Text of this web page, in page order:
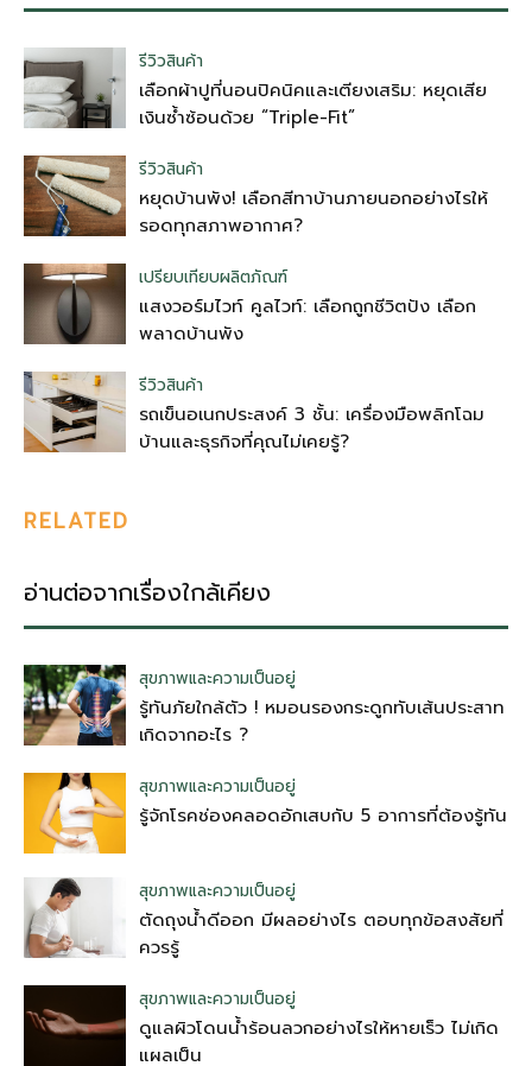
รีวิวสินค้า
เลือกผ้าปูที่นอนปิคนิคและเตียงเสริม: หยุดเสีย
เงินซ้ำซ้อนด้วย “Triple-Fit”
รีวิวสินค้า
หยุดบ้านพัง! เลือกสีทาบ้านภายนอกอย่างไรให้
รอดทุกสภาพอากาศ?
เปรียบเทียบผลิตภัณฑ์
แสงวอร์มไวท์ คูลไวท์: เลือกถูกชีวิตปัง เลือก
พลาดบ้านพัง
รีวิวสินค้า
รถเข็นอเนกประสงค์ 3 ชั้น: เครื่องมือพลิกโฉม
บ้านและธุรกิจที่คุณไม่เคยรู้?
RELATED
อ่านต่อจากเรื่องใกล้เคียง
สุขภาพและความเป็นอยู่
รู้ทันภัยใกล้ตัว ! หมอนรองกระดูกทับเส้นประสาท
เกิดจากอะไร ?
สุขภาพและความเป็นอยู่
รู้จักโรคช่องคลอดอักเสบกับ 5 อาการที่ต้องรู้ทัน
สุขภาพและความเป็นอยู่
ตัดถุงน้ําดีออก มีผลอย่างไร ตอบทุกข้อสงสัยที่
ควรรู้
สุขภาพและความเป็นอยู่
ดูแลผิวโดนน้ำร้อนลวกอย่างไรให้หายเร็ว ไม่เกิด
แผลเป็น